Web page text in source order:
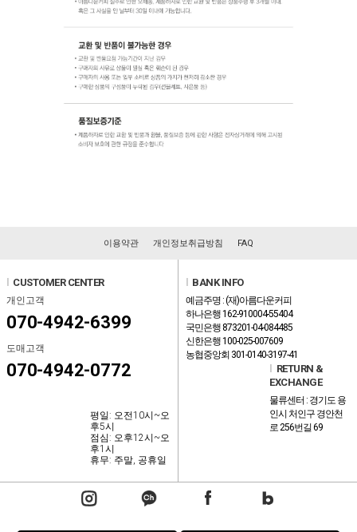
이용약관 개인정보취급방침 FAQ
l CUSTOMER CENTER
개인고객
070-4942-6399
도매고객
070-4942-0772
평일: 오전10시~오
후5시
점심: 오후12시~오
후1시
휴무: 주말, 공휴일
l BANK INFO
예금주명 : (재)아름다운커피
하나은행 162-910004-55404
국민은행 873201-04-084485
신한은행 100-025-007609
농협중앙회 301-0140-3197-41
l RETURN &
EXCHANGE
물류센터 : 경기도 용
인시 처인구 경안천
로 256번길 69